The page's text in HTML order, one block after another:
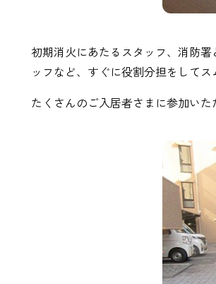
初期消火にあたるスタッフ、消防
ッフなど、すぐに役割分担をして
たくさんのご入居者さまに参加い